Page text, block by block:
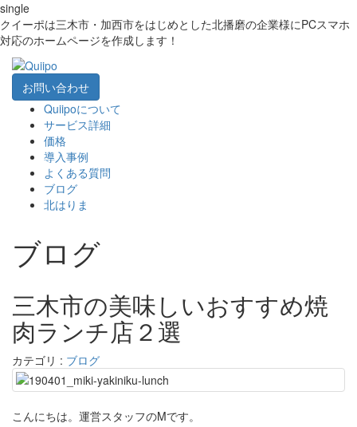
single
クイーポは三木市・加西市をはじめとした北播磨の企業様にPCスマホ
対応のホームページを作成します！
お問い合わせ
Quiipoについて
サービス詳細
価格
導入事例
よくある質問
ブログ
北はりま
ブログ
三木市の美味しいおすすめ焼
肉ランチ店２選
カテゴリ : ブログ
こんにちは。運営スタッフのMです。